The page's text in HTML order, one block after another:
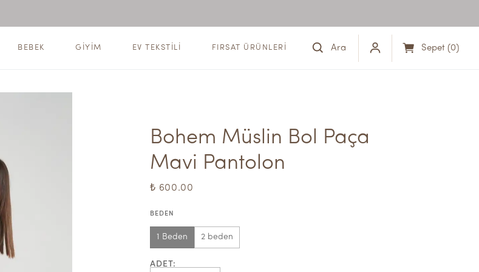
BEBEK GİYİM EV TEKSTİLİ FIRSAT ÜRÜNLERİ Ara Sepet (0)
Bohem Müslin Bol Paça
Mavi Pantolon
₺ 600.00
BEDEN
1 Beden 2 beden
ADET: